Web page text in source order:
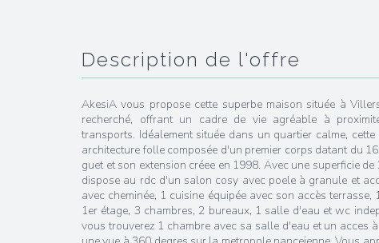
description de l'offre
AkesiA vous propose cette superbe maison située à
recherché, offrant un cadre de vie agréable à
transports. Idéalement située dans un quartier calme,
architecture folle composée d'un premier corps datant du
guet et son extension créee en 1998. Avec une superficie
dispose au rdc d'un salon cosy avec poele à granule et
avec cheminée, 1 cuisine équipée avec son accès
1er étage, 3 chambres, 2 bureaux, 1 salle d'eau et wc
vous trouverez 1 chambre avec sa salle d'eau et un acces